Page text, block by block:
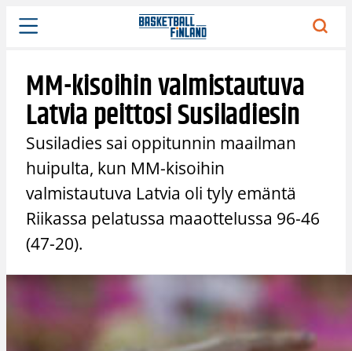
Siirry
sisältöön
MM-kisoihin valmistautuva
Latvia peittosi Susiladiesin
Susiladies sai oppitunnin maailman
huipulta, kun MM-kisoihin
valmistautuva Latvia oli tyly emäntä
Riikassa pelatussa maaottelussa 96-46
(47-20).